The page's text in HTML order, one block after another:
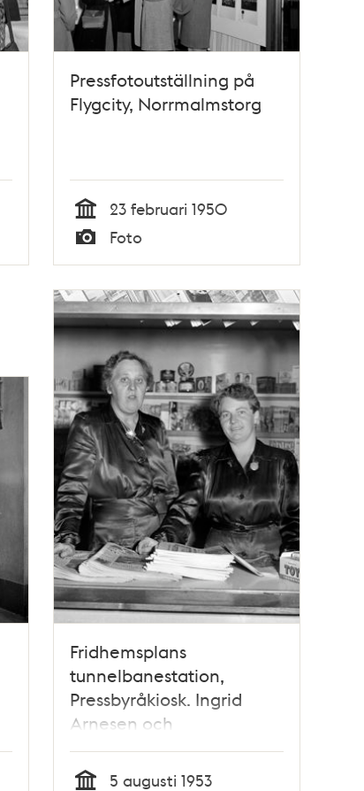
Pressfotoutställning på
Flygcity, Norrmalmstorg
Tid
23 februari 1950
Typ
Foto
Fridhemsplans
tunnelbanestation,
Pressbyråkiosk. Ingrid
Arnesen och
föreståndarinnan Ingalill
Lind
5 augusti 1953